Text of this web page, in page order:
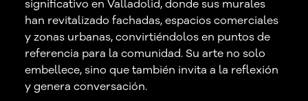
significativo en Valladolid, donde sus murales
han revitalizado fachadas, espacios comerciales
y zonas urbanas, convirtiéndolos en puntos de
referencia para la comunidad. Su arte no solo
embellece, sino que también invita a la reflexión
y genera conversación.